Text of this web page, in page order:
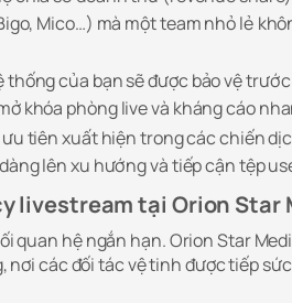
Mico…) mà một team nhỏ lẻ
thống của bạn sẽ được bảo vệ
khóa phòng live và kháng cáo
tiên xuất hiện trong các chiến
lên xu hướng và tiếp cận tệp
livestream tại Orion Star
quan hệ ngắn hạn. Orion Star
các đối tác vệ tinh được tiếp